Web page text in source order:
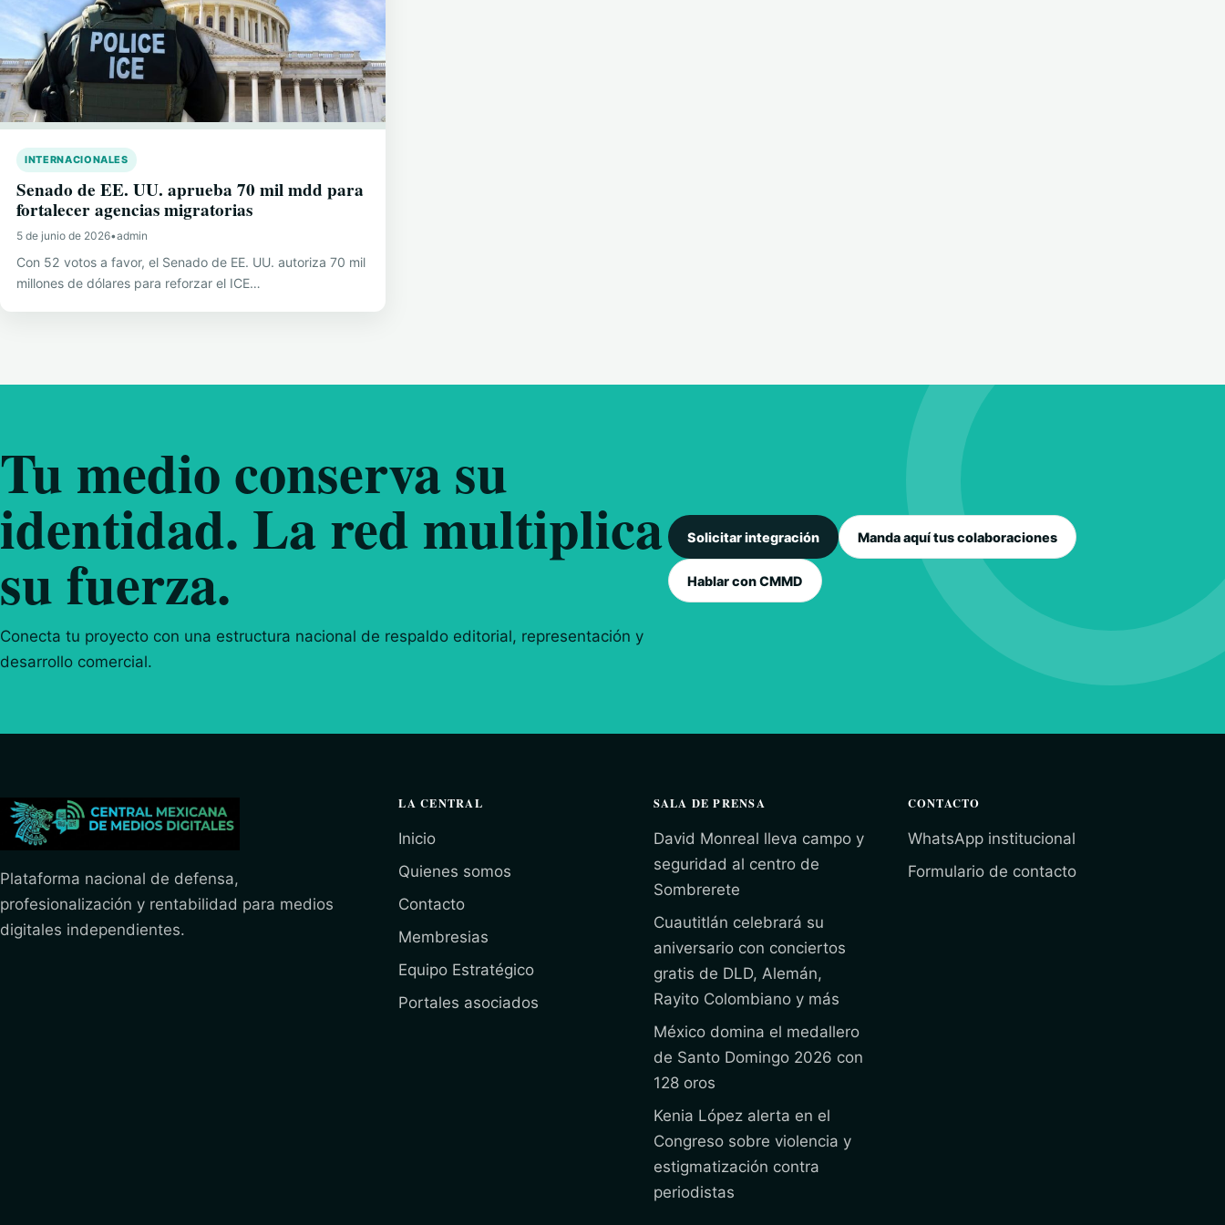
INTERNACIONALES
Senado de EE. UU. aprueba 70 mil mdd para
fortalecer agencias migratorias
5 de junio de 2026•admin
Con 52 votos a favor, el Senado de EE. UU. autoriza 70 mil
millones de dólares para reforzar el ICE…
Tu medio conserva su
identidad. La red multiplica
su fuerza.
Conecta tu proyecto con una estructura nacional de respaldo editorial, representación y
desarrollo comercial.
Solicitar integración Manda aquí tus colaboraciones
Hablar con CMMD
Plataforma nacional de defensa,
profesionalización y rentabilidad para medios
digitales independientes.
LA CENTRAL
Inicio
Quienes somos
Contacto
Membresias
Equipo Estratégico
Portales asociados
SALA DE PRENSA
David Monreal lleva campo y
seguridad al centro de
Sombrerete
Cuautitlán celebrará su
aniversario con conciertos
gratis de DLD, Alemán,
Rayito Colombiano y más
México domina el medallero
de Santo Domingo 2026 con
128 oros
Kenia López alerta en el
Congreso sobre violencia y
estigmatización contra
periodistas
CONTACTO
WhatsApp institucional
Formulario de contacto